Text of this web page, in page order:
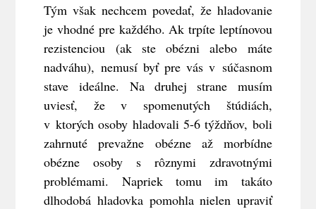
Tým však nechcem povedať, že hladovanie
je vhodné pre každého. Ak trpíte leptínovou
rezistenciou (ak ste obézni alebo máte
nadváhu), nemusí byť pre vás v súčasnom
stave ideálne. Na druhej strane musím
uviesť, že v spomenutých štúdiách,
v ktorých osoby hladovali 5-6 týždňov, boli
zahrnuté prevažne obézne až morbídne
obézne osoby s rôznymi zdravotnými
problémami. Napriek tomu im takáto
dlhodobá hladovka pomohla nielen upraviť